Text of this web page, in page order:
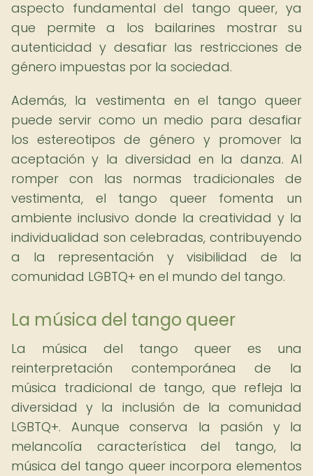
aspecto fundamental del tango queer, ya
que permite a los bailarines mostrar su
autenticidad y desafiar las restricciones de
género impuestas por la sociedad.
Además, la vestimenta en el tango queer
puede servir como un medio para desafiar
los estereotipos de género y promover la
aceptación y la diversidad en la danza. Al
romper con las normas tradicionales de
vestimenta, el tango queer fomenta un
ambiente inclusivo donde la creatividad y la
individualidad son celebradas, contribuyendo
a la representación y visibilidad de la
comunidad LGBTQ+ en el mundo del tango.
La música del tango queer
La música del tango queer es una
reinterpretación contemporánea de la
música tradicional de tango, que refleja la
diversidad y la inclusión de la comunidad
LGBTQ+. Aunque conserva la pasión y la
melancolía característica del tango, la
música del tango queer incorpora elementos